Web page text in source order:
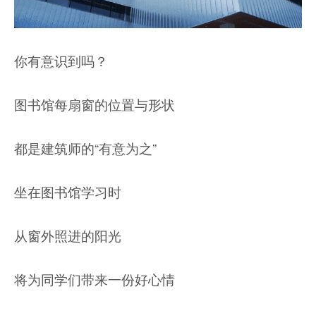
你有意识到吗？
图书馆每扇窗的位置与形状
都是建筑师的“有意为之”
坐在图书馆学习时
从窗外照进的阳光
将为同学们带来一份好心情